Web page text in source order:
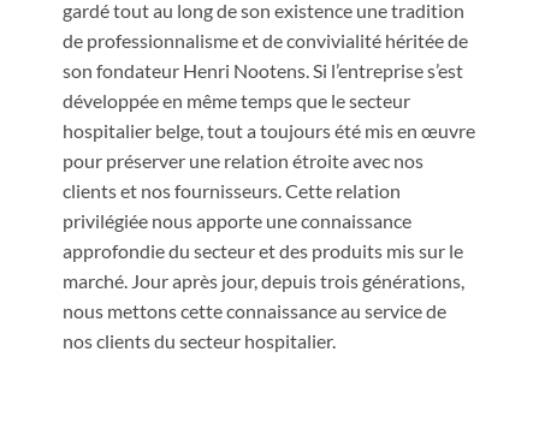
gardé tout au long de son existence une tradition
de professionnalisme et de convivialité héritée de
son fondateur Henri Nootens. Si l’entreprise s’est
développée en même temps que le secteur
hospitalier belge, tout a toujours été mis en œuvre
pour préserver une relation étroite avec nos
clients et nos fournisseurs. Cette relation
privilégiée nous apporte une connaissance
approfondie du secteur et des produits mis sur le
marché. Jour après jour, depuis trois générations,
nous mettons cette connaissance au service de
nos clients du secteur hospitalier.